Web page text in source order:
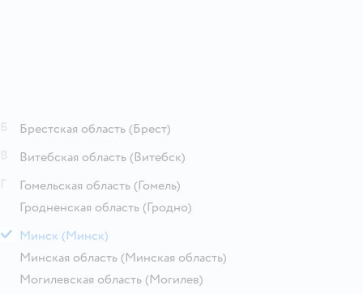
Брестская область (Брест)
Витебская область (Витебск)
Гомельская область (Гомель)
Гродненская область (Гродно)
М Минск (Минск)
Минская область (Минская область)
Могилевская область (Могилев)